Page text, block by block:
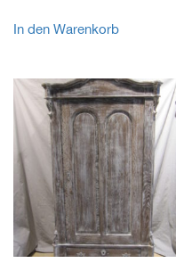
In den Warenkorb